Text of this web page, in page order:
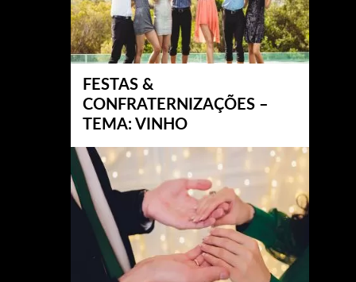
FESTAS &
CONFRATERNIZAÇÕES –
TEMA: VINHO